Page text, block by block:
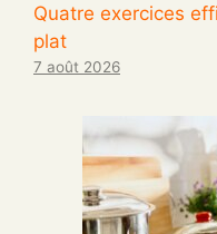
Quatre exercices
plat
7 août 2026